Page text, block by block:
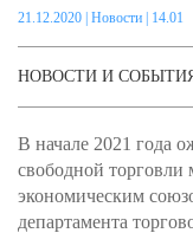
21.12.2020 Новости | 14.01
НОВОСТИ И
В начале 2021 года
свободной
экономическим
департамента